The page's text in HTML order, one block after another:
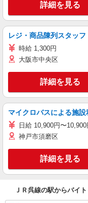
詳細を見る
レジ・商品陳列スタッフ
時給 1,300円
大阪市中央区
詳細を見る
マイクロバスによる施
日給 10,900円〜10,900
神戸市須磨区
詳細を見る
ＪＲ呉線の駅からバイ